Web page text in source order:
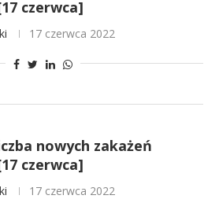
czerwca]
17 czerwca 2022
nowych zakażeń
czerwca]
17 czerwca 2022